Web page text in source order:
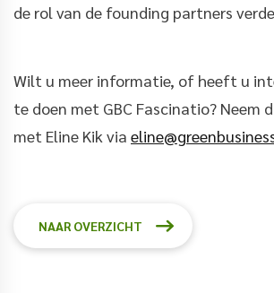
de rol van de founding partners
Wilt u meer informatie, of heeft u
te doen met GBC Fascinatio? Neem
met Eline Kik via
NAAR OVERZICHT